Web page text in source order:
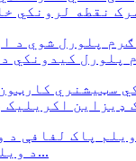
د ویلم پاک لفافې د واده بلنه ۶×۹ وی...